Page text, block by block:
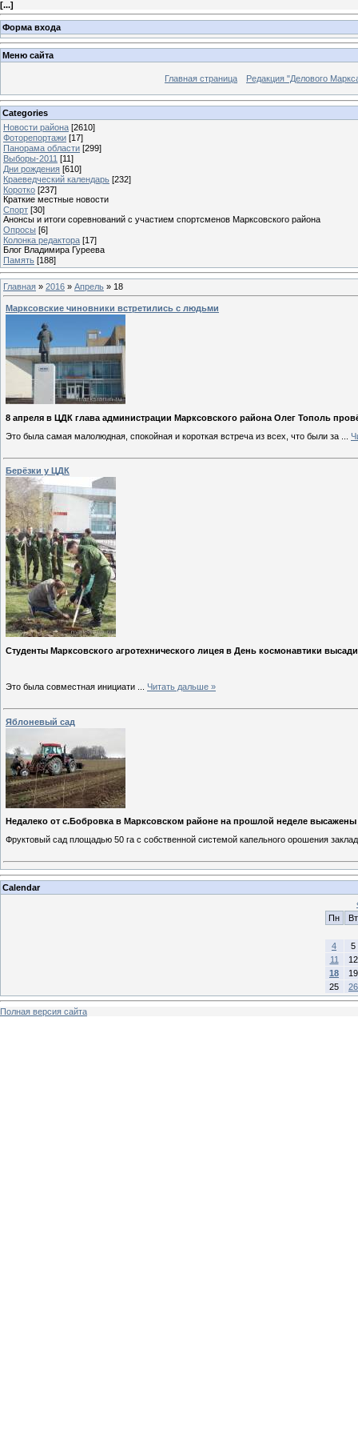
[...]
Форма входа
Меню сайта
Главная страница Редакция "Делового
Categories
Новости района [2610]
Фоторепортажи [17]
Панорама области [299]
Выборы-2011 [11]
Дни рождения [610]
Краеведческий календарь [232]
Коротко [237]
Краткие местные новости
Спорт [30]
Анонсы и итоги соревнований с участием спортсменов Марксовского района
Опросы [6]
Колонка редактора [17]
Блог Владимира Гуреева
Память [188]
Главная » 2016 » Апрель » 18
Марксовские чиновники встретились с людьми
8 апреля в ЦДК глава администрации Марксовского района Олег Тополь
Это была самая малолюдная, спокойная и короткая встреча из всех, что были за
Берёзки у ЦДК
Студенты Марксовского агротехнического лицея в День космонавтики
Это была совместная инициати Читать дальше »
Яблоневый сад
Недалеко от с.Бобровка в Марксовском районе на прошлой неделе
Фруктовый сад площадью 50 га с собственной системой капельного орошения
Calendar
Пн
Вт
4
5
11
12
18
19
25
26
Полная версия сайта